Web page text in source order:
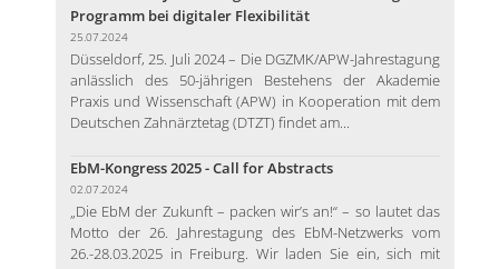
Programm bei digitaler Flexibilität
25.07.2024
Düsseldorf, 25. Juli 2024 – Die DGZMK/APW-Jahrestagung
anlässlich des 50-jährigen Bestehens der Akademie
Praxis und Wissenschaft (APW) in Kooperation mit dem
Deutschen Zahnärztetag (DTZT) findet am...
EbM-Kongress 2025 - Call for Abstracts
02.07.2024
„Die EbM der Zukunft – packen wir’s an!“ – so lautet das
Motto der 26. Jahrestagung des EbM-Netzwerks vom
26.-28.03.2025 in Freiburg. Wir laden Sie ein, sich mit